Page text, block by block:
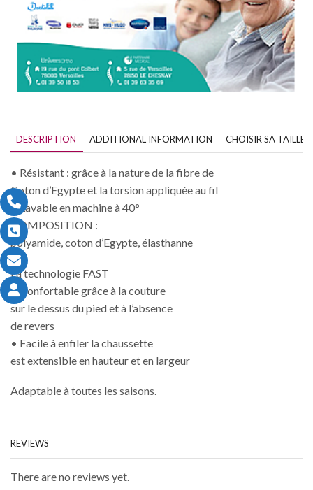
DESCRIPTION ADDITIONAL INFORMATION CHOISIR SA TAILLE
• Résistant : grâce à la nature de la fibre de
Coton d’Egypte et la torsion appliquée au fil
• Lavable en machine à 40°
COMPOSITION :
polyamide, coton d’Egypte, élasthanne
La technologie FAST
• Confortable grâce à la couture
sur le dessus du pied et à l’absence
de revers
• Facile à enfiler la chaussette
est extensible en hauteur et en largeur
Adaptable à toutes les saisons.
REVIEWS
There are no reviews yet.